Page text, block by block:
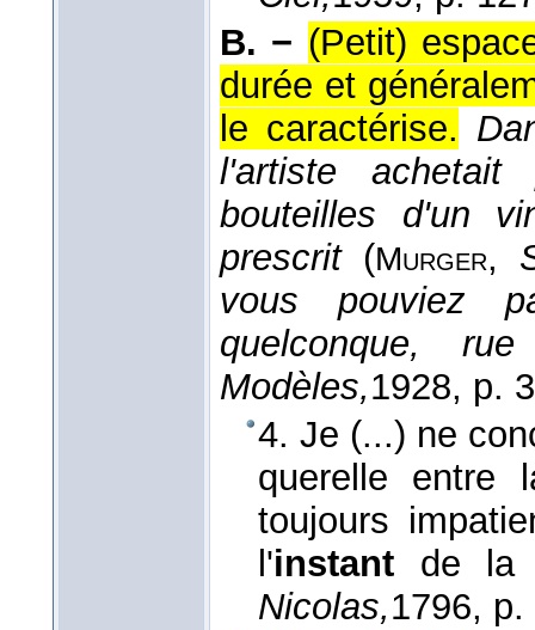
B. − (Petit)
durée et
le caractérise.
l'artiste
bouteilles d'un
prescrit (Murger,
vous pouviez
quelconque,
Modèles,1928, p.
4. Je (...) ne
querelle entre
toujours
l'instant de la
Nicolas,1796, p.